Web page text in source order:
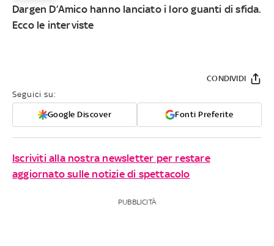
Dargen D’Amico hanno lanciato i loro guanti di sfida.
Ecco le interviste
Seguici su:
Google Discover Fonti Preferite
CONDIVIDI
Iscriviti alla nostra newsletter per restare
aggiornato sulle notizie di spettacolo
PUBBLICITÀ